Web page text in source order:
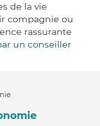
de la vie
compagnie ou
rassurante
un conseiller